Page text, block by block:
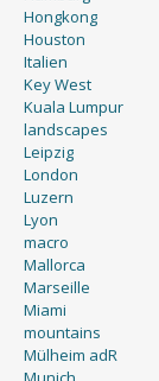
Houston
Italien
Key West
Kuala Lumpur
landscapes
Leipzig
London
Luzern
Lyon
macro
Mallorca
Marseille
Miami
mountains
Mülheim adR
Munich
New York City